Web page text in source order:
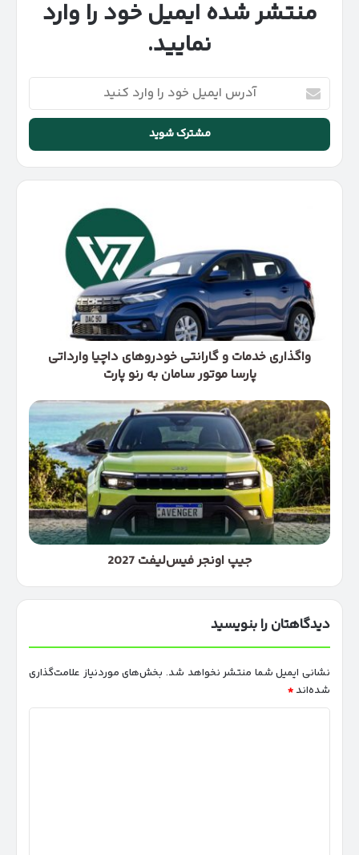
منتشر شده ایمیل خود را وارد
نمایید.
آدرس
ایمیل
خود
وارد
کنید
خودروهای
داچیا
وارداتی
پارسا
موتور
سامان
پارت
واگذاری خدمات و گارانتی خودروهای داچیا وارداتی
پارسا موتور سامان به رنو پارت
جیپ
اونجر
فیس‌لیفت
2027
جیپ اونجر فیس‌لیفت 2027
دیدگاهتان را بنویسید
نشانی ایمیل شما منتشر نخواهد شد. بخش‌های موردنیاز علامت‌گذاری
شده‌اند *